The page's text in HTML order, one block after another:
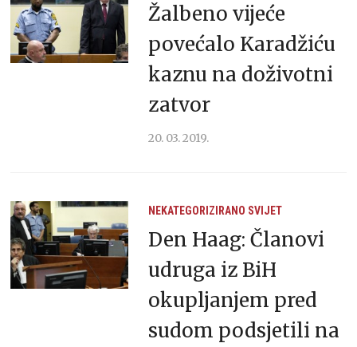
Žalbeno vijeće
povećalo Karadžiću
kaznu na doživotni
zatvor
20. 03. 2019.
NEKATEGORIZIRANO SVIJET
Den Haag: Članovi
udruga iz BiH
okupljanjem pred
sudom podsjetili na